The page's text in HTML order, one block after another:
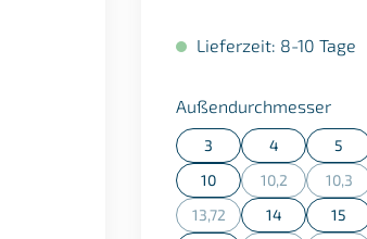
Lieferzeit: 8-10 Tage
Außendurchmesser
3 4 5
10 10,2
(Diese Option
10,3
13,72
(Diese Option ist zurzeit
14 15